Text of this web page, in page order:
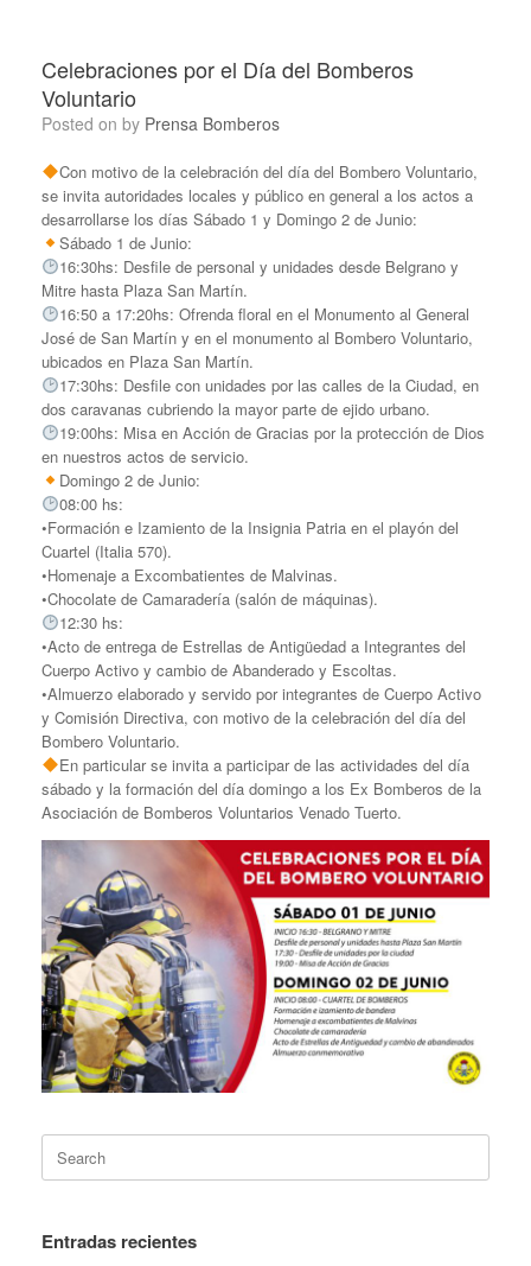
Celebraciones por el Día del Bomberos
Voluntario
Posted on by Prensa Bomberos
Con motivo de la celebración del día del Bombero Voluntario,
se invita autoridades locales y público en general a los actos a
desarrollarse los días Sábado 1 y Domingo 2 de Junio:
Sábado 1 de Junio:
16:30hs: Desfile de personal y unidades desde Belgrano y
Mitre hasta Plaza San Martín.
16:50 a 17:20hs: Ofrenda floral en el Monumento al General
José de San Martín y en el monumento al Bombero Voluntario,
ubicados en Plaza San Martín.
17:30hs: Desfile con unidades por las calles de la Ciudad, en
dos caravanas cubriendo la mayor parte de ejido urbano.
19:00hs: Misa en Acción de Gracias por la protección de Dios
en nuestros actos de servicio.
Domingo 2 de Junio:
08:00 hs:
•Formación e Izamiento de la Insignia Patria en el playón del
Cuartel (Italia 570).
•Homenaje a Excombatientes de Malvinas.
•Chocolate de Camaradería (salón de máquinas).
12:30 hs:
•Acto de entrega de Estrellas de Antigüedad a Integrantes del
Cuerpo Activo y cambio de Abanderado y Escoltas.
•Almuerzo elaborado y servido por integrantes de Cuerpo Activo
y Comisión Directiva, con motivo de la celebración del día del
Bombero Voluntario.
En particular se invita a participar de las actividades del día
sábado y la formación del día domingo a los Ex Bomberos de la
Asociación de Bomberos Voluntarios Venado Tuerto.
Search
for:
Entradas recientes